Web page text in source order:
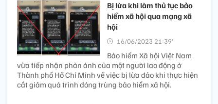
Bị lừa khi làm thủ tục bảo
hiểm xã hội qua mạng xã
hội
16/06/2023 21:39’
Bảo hiểm Xã hội Việt Nam
vừa tiếp nhận phản ánh của một người lao động ở
Thành phố Hồ Chí Minh về việc bị lừa đảo khi thực hiện
cắt giảm quá trình đóng trùng bảo hiểm xã hội.